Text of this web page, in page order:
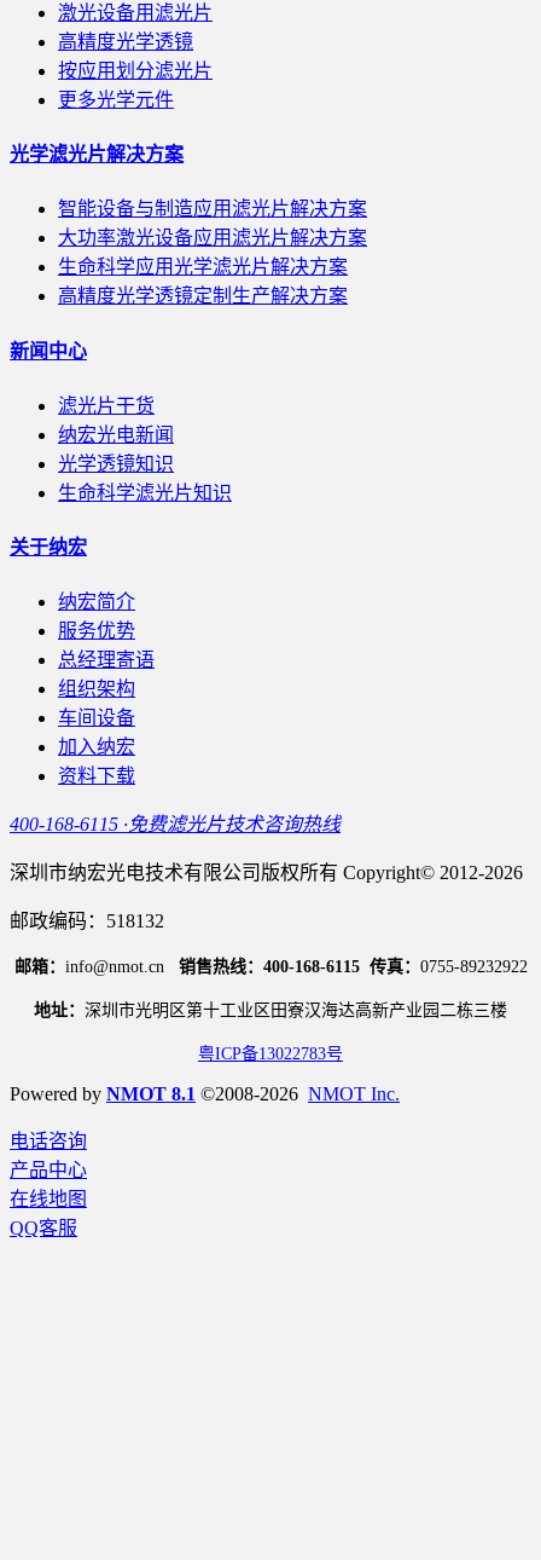
激光设备用滤光片
高精度光学透镜
按应用划分滤光片
更多光学元件
光学滤光片解决方案
智能设备与制造应用滤光片解决方案
大功率激光设备应用滤光片解决方案
生命科学应用光学滤光片解决方案
高精度光学透镜定制生产解决方案
新闻中心
滤光片干货
纳宏光电新闻
光学透镜知识
生命科学滤光片知识
关于纳宏
纳宏简介
服务优势
总经理寄语
组织架构
车间设备
加入纳宏
资料下载
400-168-6115 ·免费滤光片技术咨询热线
深圳市纳宏光电技术有限公司版权所有 Copyright© 2012-2026
邮政编码：518132
邮箱： info@nmot.cn 销售热线：400-168-6115 传真： 0755-89232922
地址： 深圳市光明区第十工业区田寮汉海达高新产业园二栋三楼
粤ICP备13022783号
Powered by NMOT 8.1 ©2008-2026 NMOT Inc.
电话咨询
产品中心
在线地图
QQ客服